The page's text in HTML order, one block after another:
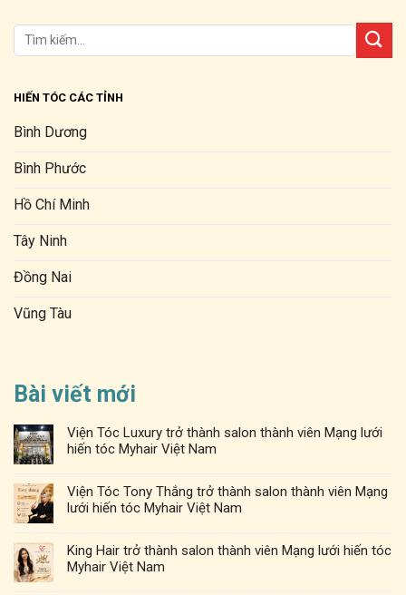
HIẾN TÓC CÁC TỈNH
Bình Dương
Bình Phước
Hồ Chí Minh
Tây Ninh
Đồng Nai
Vũng Tàu
Bài viết mới
Viện Tóc Luxury trở thành salon thành viên Mạng lưới
hiến tóc Myhair Việt Nam
Viện Tóc Tony Thắng trở thành salon thành viên Mạng
lưới hiến tóc Myhair Việt Nam
King Hair trở thành salon thành viên Mạng lưới hiến tóc
Myhair Việt Nam